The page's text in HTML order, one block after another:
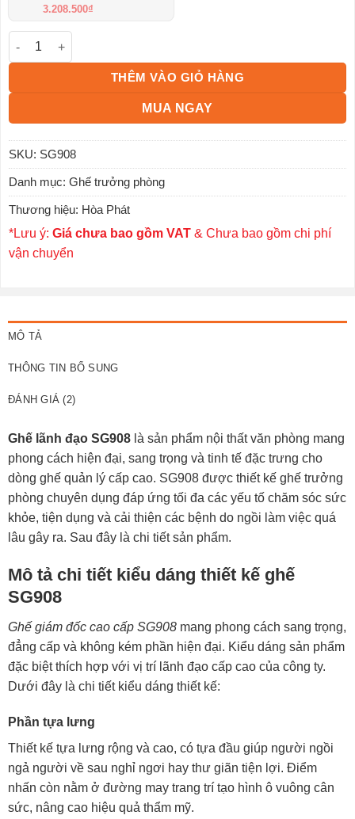
3.208.500₫
Ghế lãnh đạo SG908 số lượng
THÊM VÀO GIỎ HÀNG
MUA NGAY
SKU: SG908
Danh mục: Ghế trưởng phòng
Thương hiệu: Hòa Phát
*Lưu ý: Giá chưa bao gồm VAT & Chưa bao gồm chi phí
vận chuyển
MÔ TẢ
THÔNG TIN BỔ SUNG
ĐÁNH GIÁ (2)
Ghế lãnh đạo SG908 là sản phẩm nội thất văn phòng mang
phong cách hiện đại, sang trọng và tinh tế đặc trưng cho
dòng ghế quản lý cấp cao. SG908 được thiết kế ghế trưởng
phòng chuyên dụng đáp ứng tối đa các yếu tố chăm sóc sức
khỏe, tiện dụng và cải thiện các bệnh do ngồi làm việc quá
lâu gây ra. Sau đây là chi tiết sản phẩm.
Mô tả chi tiết kiểu dáng thiết kế ghế
SG908
Ghế giám đốc cao cấp SG908 mang phong cách sang trọng,
đẳng cấp và không kém phần hiện đại. Kiểu dáng sản phẩm
đặc biệt thích hợp với vị trí lãnh đạo cấp cao của công ty.
Dưới đây là chi tiết kiểu dáng thiết kế:
Phần tựa lưng
Thiết kế tựa lưng rộng và cao, có tựa đầu giúp người ngồi
ngả người về sau nghỉ ngơi hay thư giãn tiện lợi. Điểm
nhấn còn nằm ở đường may trang trí tạo hình ô vuông cân
sức, nâng cao hiệu quả thẩm mỹ.